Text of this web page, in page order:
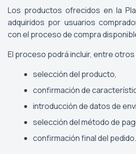
Los productos ofrecidos en la
adquiridos por usuarios
con el proceso de compra
El proceso podrá incluir, entre
selección del producto,
confirmación de
introducción de datos de
selección del método de
confirmación final del pedido.